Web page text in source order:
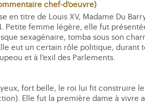
chef-d’oeuvre)
en titre de Louis XV, Madame Du
Petite femme légère, elle fut
sexagénaire, tomba sous son
eut un certain rôle politique, durant
et à l’exil des Parlements.
fort belle, le roi lui fit construire
Elle fut la première dame à vivre